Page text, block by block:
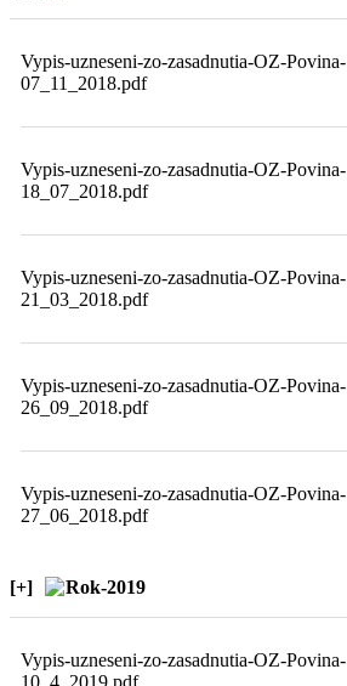
Vypis-uzneseni-zo-zasadnutia-OZ-Povina-
07_11_2018.pdf
Vypis-uzneseni-zo-zasadnutia-OZ-Povina-
18_07_2018.pdf
Vypis-uzneseni-zo-zasadnutia-OZ-Povina-
21_03_2018.pdf
Vypis-uzneseni-zo-zasadnutia-OZ-Povina-
26_09_2018.pdf
Vypis-uzneseni-zo-zasadnutia-OZ-Povina-
27_06_2018.pdf
Rok-2019
[+]
Vypis-uzneseni-zo-zasadnutia-OZ-Povina-
10_4_2019.pdf